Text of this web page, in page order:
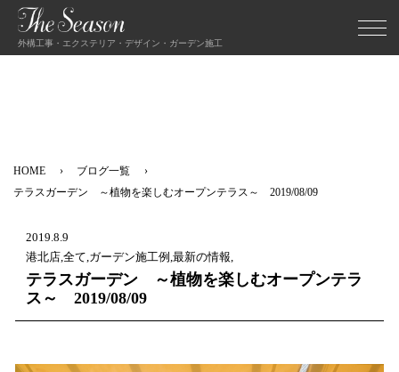
外構工事・エクステリア・デザイン・ガーデン施工
HOME
ブログ一覧
テラスガーデン ～植物を楽しむオープンテラス～ 2019/08/09
2019.8.9
港北店,全て,ガーデン施工例,最新の情報,
テラスガーデン ～植物を楽しむオープンテラ
ス～ 2019/08/09